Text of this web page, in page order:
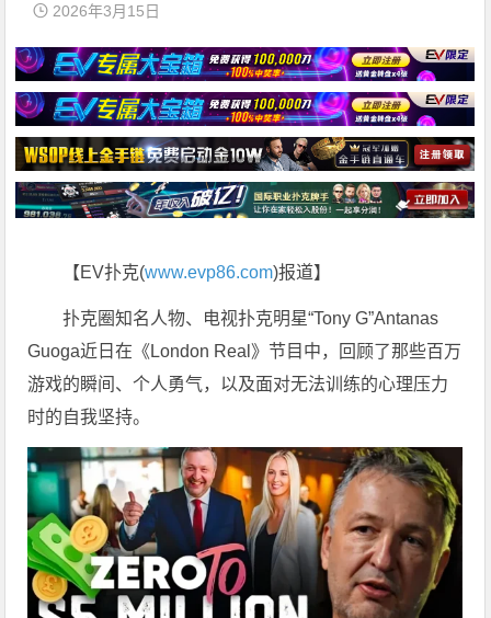
2026年3月15日
【EV扑克(www.evp86.com)报道】
扑克圈知名人物、电视扑克明星“Tony G”Antanas
Guoga近日在《London Real》节目中，回顾了那些百万
游戏的瞬间、个人勇气，以及面对无法训练的心理压力
时的自我坚持。